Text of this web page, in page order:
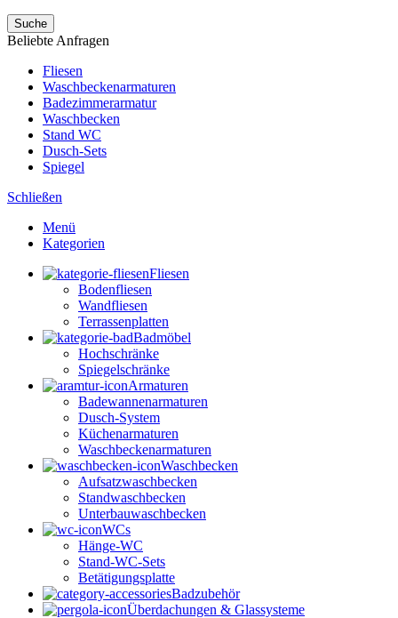
Suche
Beliebte Anfragen
Fliesen
Waschbeckenarmaturen
Badezimmerarmatur
Waschbecken
Stand WC
Dusch-Sets
Spiegel
Schließen
Menü
Kategorien
Fliesen
Bodenfliesen
Wandfliesen
Terrassenplatten
Badmöbel
Hochschränke
Spiegelschränke
Armaturen
Badewannenarmaturen
Dusch-System
Küchenarmaturen
Waschbeckenarmaturen
Waschbecken
Aufsatzwaschbecken
Standwaschbecken
Unterbauwaschbecken
WCs
Hänge-WC
Stand-WC-Sets
Betätigungsplatte
Badzubehör
Überdachungen & Glassysteme